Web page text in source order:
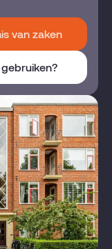
van zaken